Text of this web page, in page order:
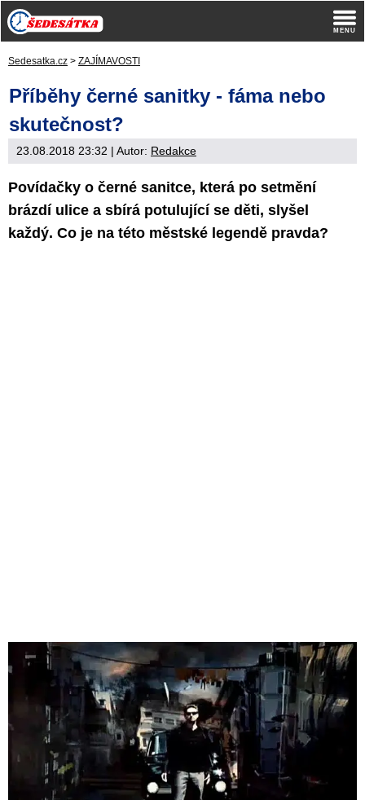
Sedesatka.cz > ZAJÍMAVOSTI
Příběhy černé sanitky - fáma nebo
skutečnost?
23.08.2018 23:32 | Autor: Redakce
Povídačky o černé sanitce, která po setmění
brázdí ulice a sbírá potulující se děti, slyšel
každý. Co je na této městské legendě pravda?